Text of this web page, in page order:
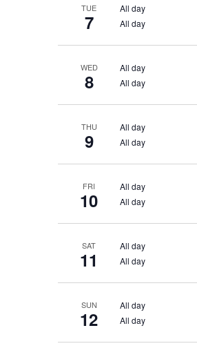
TUE
7
All day
All day
WED
8
All day
All day
THU
9
All day
All day
FRI
10
All day
All day
SAT
11
All day
All day
SUN
12
All day
All day